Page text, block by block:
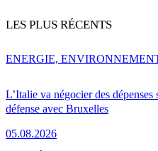
LES PLUS RÉCENTS
L’Italie va négocier des
défense avec Bruxelles
05.08.2026
ENERGIE,